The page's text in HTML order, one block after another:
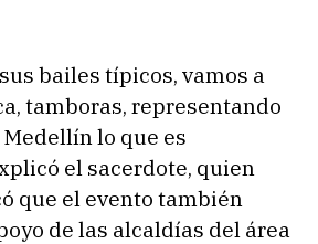
bailes típicos, vamos a
tamboras, representando
lo que es
el sacerdote, quien
que el evento también
de las alcaldías del área